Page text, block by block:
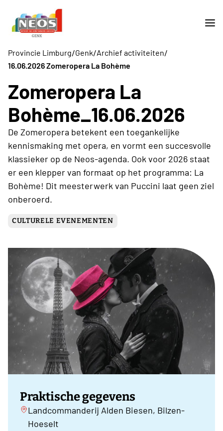
Provincie Limburg/Genk/Archief activiteiten/
16.06.2026 Zomeropera La Bohème
Zomeropera La
Bohème_16.06.2026
De Zomeropera betekent een toegankelijke
kennismaking met opera, en vormt een succesvolle
klassieker op de Neos-agenda. Ook voor 2026 staat
er een klepper van formaat op het programma: La
Bohème! Dit meesterwerk van Puccini laat geen ziel
onberoerd.
CULTURELE EVENEMENTEN
Praktische gegevens
Landcommanderij Alden Biesen, Bilzen-
Hoeselt